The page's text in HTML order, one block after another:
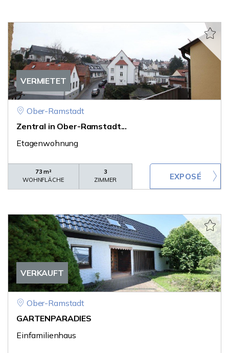
VERMIETET
Ober-Ramstadt
Zentral in Ober-Ramstadt...
Etagenwohnung
73 m²
WOHNFLÄCHE
3
ZIMMER
VERKAUFT
Ober-Ramstadt
GARTENPARADIES
Einfamilienhaus